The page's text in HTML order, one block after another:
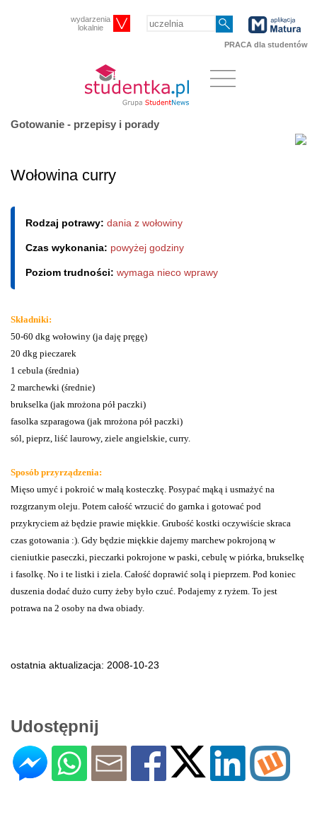
wydarzenia
lokalnie
PRACA dla studentów
Gotowanie - przepisy i porady
Wołowina curry
Rodzaj potrawy: dania z wołowiny
Czas wykonania: powyżej godziny
Poziom trudności: wymaga nieco wprawy
Składniki:
50-60 dkg wołowiny (ja daję pręgę)
20 dkg pieczarek
1 cebula (średnia)
2 marchewki (średnie)
brukselka (jak mrożona pół paczki)
fasolka szparagowa (jak mrożona pół paczki)
sól, pieprz, liść laurowy, ziele angielskie, curry.
Sposób przyrządzenia:
Mięso umyć i pokroić w małą kosteczkę. Posypać mąką i usmażyć na
rozgrzanym oleju. Potem całość wrzucić do garnka i gotować pod
przykryciem aż będzie prawie miękkie. Grubość kostki oczywiście skraca
czas gotowania :). Gdy będzie miękkie dajemy marchew pokrojoną w
cieniutkie paseczki, pieczarki pokrojone w paski, cebulę w piórka, brukselkę
i fasolkę. No i te listki i ziela. Całość doprawić solą i pieprzem. Pod koniec
duszenia dodać dużo curry żeby było czuć. Podajemy z ryżem. To jest
potrawa na 2 osoby na dwa obiady.
ostatnia aktualizacja: 2008-10-23
Udostępnij